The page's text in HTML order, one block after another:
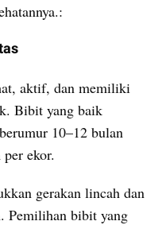
aktif, dan memiliki
Bibit yang baik
10–12 bulan
ekor.
gerakan lincah dan
Pemilihan bibit yang